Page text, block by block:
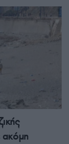
ακόμη